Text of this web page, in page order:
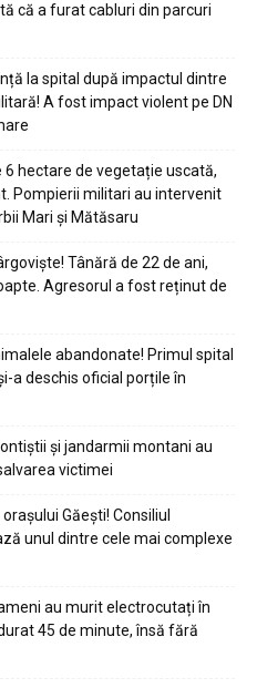
că a furat cabluri din parcuri
la spital după impactul dintre
A fost impact violent pe DN
hectare de vegetație uscată,
Pompierii militari au intervenit
Mari și Mătăsaru
Tânără de 22 de ani,
Agresorul a fost reținut de
abandonate! Primul spital
a deschis oficial porțile în
și jandarmii montani au
victimei
Găești! Consiliul
unul dintre cele mai complexe
au murit electrocutați în
45 de minute, însă fără